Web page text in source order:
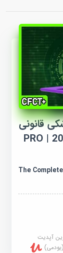
قانونی
کامپیوتر برای سال 2022 PRO |
The
آپدیت